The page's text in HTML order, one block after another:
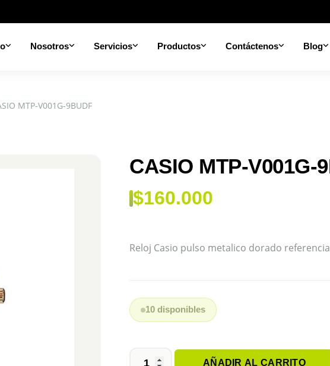
Nosotros Servicios Productos Contáctenos Blog
MTP-V001G-9BUDF
CASIO MTP-V001G-
$160.000
Reloj Casio pulso metalico dorado referencia
10 disponibles
AÑADIR AL CARRITO